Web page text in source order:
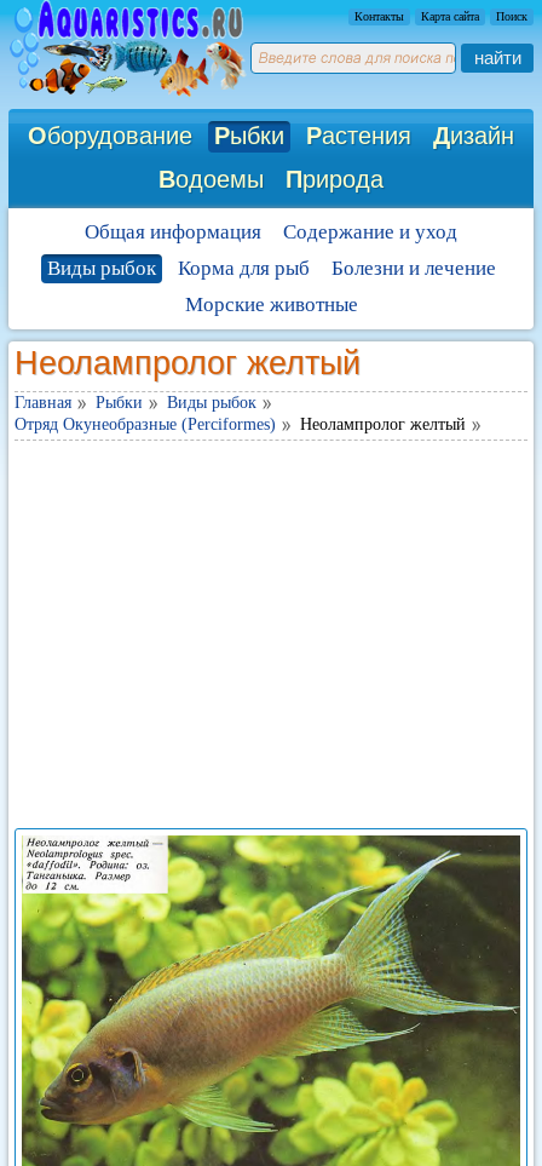
Контакты Карта сайта Поиск
найти
Оборудование Рыбки Растения Дизайн
Водоемы Природа
Общая информация
Содержание и уход
Виды рыбок
Корма для рыб
Болезни и лечение
Морские животные
Неолампролог желтый
Главная Рыбки
Виды рыбок
Отряд Окунеобразные (Perciformes)
Неолампролог желтый